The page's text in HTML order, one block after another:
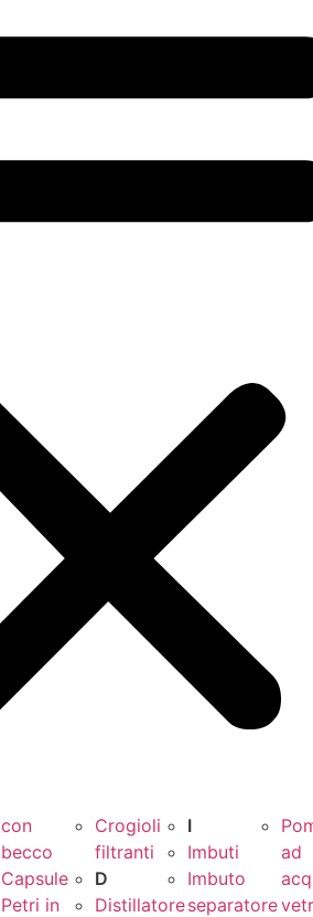
con
becco
Capsule
Petri in
Crogioli
filtranti
D
Distillatore
I
Imbuti
Imbuto
separatore
ad